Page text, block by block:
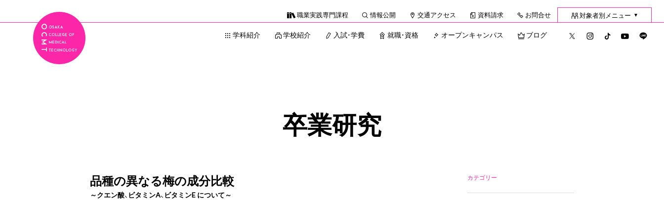
職業実践専門課程 情報公開 交通アクセス 資料請求 お問合せ 対象者別メニュー ▼
学科紹介 学校紹介 入試・学費 就職・資格 オープンキャンパス ブログ
卒業研究
品種の異なる梅の成分比較
～クエン酸、ビタミンA、ビタミンE について～
カテゴリー